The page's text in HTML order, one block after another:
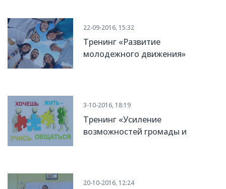
22-09-2016, 15:32
Тренинг «Развитие
молодежного движения»
3-10-2016, 18:19
Тренинг «Усиление
возможностей громады и
20-10-2016, 12:24